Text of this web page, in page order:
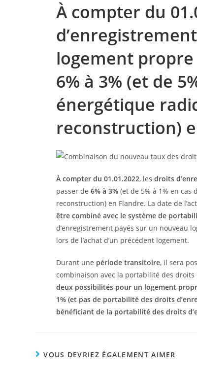
À compter du
logement
6% à 3% (et de
énergétique
reconstruction)
À compter du 01.01.2022, les droits
passer de 6% à 3%(et de 5% à 1% en cas
reconstruction) en Flandre. La date de
être combiné avec le système de
d’enregistrement payés sur un nouveau
lors de l’achat d’un précédent logement.
Durant une période transitoire, il sera
combinaison avec la portabilité des
deux possibilités pour un logement
1% (et pas de portabilité des droits
bénéficiant de la portabilité des droits
VOUS DEVRIEZ ÉGALEMENT AIMER